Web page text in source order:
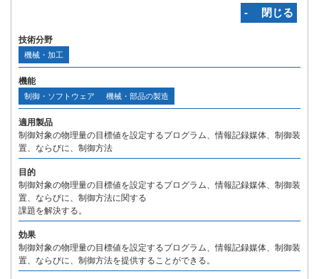
‐ 閉じる
技術分野
機械・加工
機能
制御・ソフトウェア 機械・部品の製造
適用製品
制御対象の物理量の目標値を設定するプログラム、情報記録媒体、制御装
置、ならびに、制御方法
目的
制御対象の物理量の目標値を設定するプログラム、情報記録媒体、制御装
置、ならびに、制御方法に関する
課題を解決する。
効果
制御対象の物理量の目標値を設定するプログラム、情報記録媒体、制御装
置、ならびに、制御方法を提供することができる。